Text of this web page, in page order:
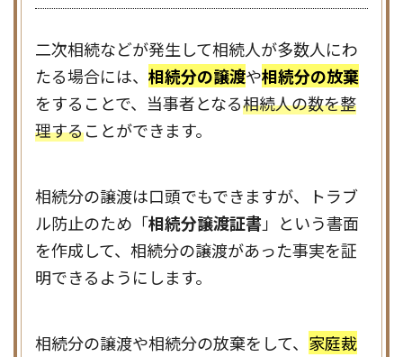
二次相続などが発生して相続人が多数人にわ
たる場合には、 相続分の譲渡や相続分の放棄
をすることで、当事者となる相続人の数を整
理することができます。
相続分の譲渡は口頭でもできますが、トラブ
ル防止のため「相続分譲渡証書 」という書面
を作成して、相続分の譲渡があった事実を証
明できるようにします。
相続分の譲渡や相続分の放棄をして、 家庭裁